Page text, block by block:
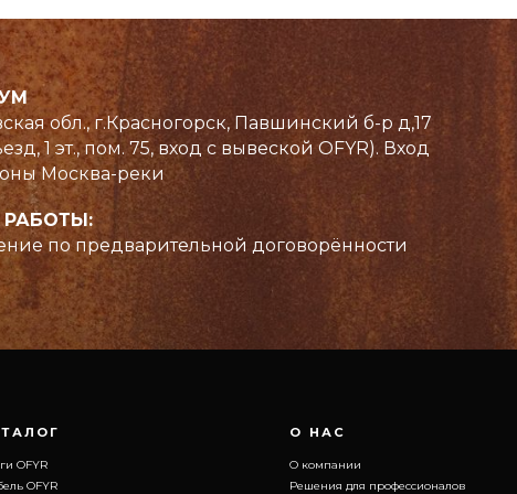
РАБОТЫ:
по предварительной договорённости
обл., г.Красногорск, Павшинский б-р д,17
1 эт., пом. 75, вход с вывеской OFYR). Вход
Москва-реки
решения
Решения для профессионалов
Подарок OFYR